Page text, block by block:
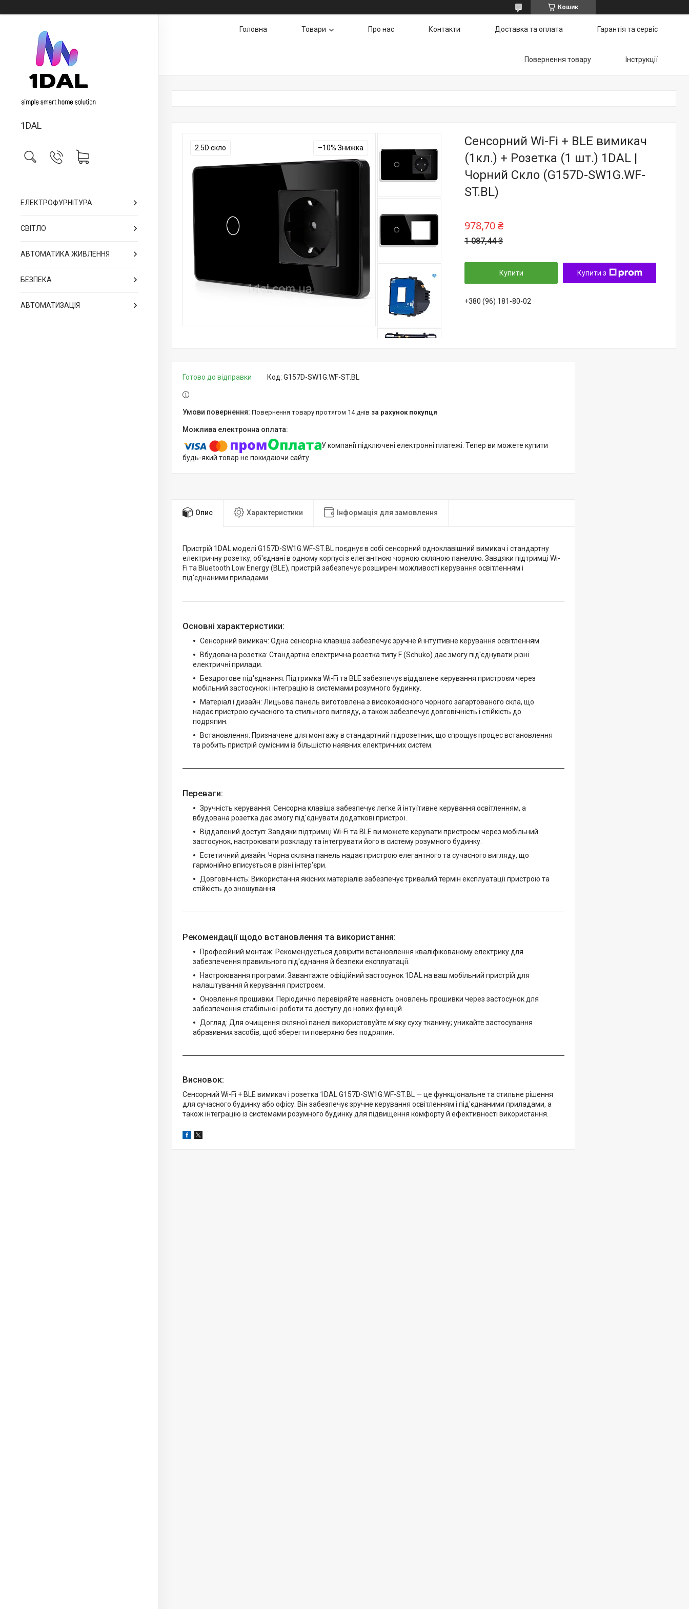
Кошик
1DAL
ЕЛЕКТРОФУРНІТУРА
СВІТЛО
АВТОМАТИКА ЖИВЛЕННЯ
БЕЗПЕКА
АВТОМАТИЗАЦІЯ
Головна Товари Про нас Контакти Доставка та оплата Гарантія та сервіс
Повернення товару Інструкції
2.5D скло –10%
Сенсорний Wi-Fi + BLE вимикач
(1кл.) + Розетка (1 шт.) 1DAL |
Чорний Скло (G157D-SW1G.WF-
ST.BL)
1 087,44 ₴
978,70 ₴
Купити Купити з
+380 (96) 181-80-02
Готово до відправки Код: G157D-SW1G.WF-ST.BL
повернення товару протягом 14 днів за рахунок покупця
У компанії підключені електронні платежі. Тепер ви можете купити
будь-який товар не покидаючи сайту.
Опис Характеристики Інформація для замовлення
Пристрій 1DAL моделі G157D-SW1G.WF-ST.BL поєднує в собі сенсорний одноклавішний вимикач і стандартну
електричну розетку, об'єднані в одному корпусі з елегантною чорною скляною панеллю. Завдяки підтримці Wi-
Fi та Bluetooth Low Energy (BLE), пристрій забезпечує розширені можливості керування освітленням і
під'єднаними приладами.
Основні характеристики:
Сенсорний вимикач: Одна сенсорна клавіша забезпечує зручне й інтуїтивне керування освітленням.
Вбудована розетка: Стандартна електрична розетка типу F (Schuko) дає змогу під'єднувати різні
електричні прилади.
Бездротове під'єднання: Підтримка Wi-Fi та BLE забезпечує віддалене керування пристроєм через
мобільний застосунок і інтеграцію із системами розумного будинку.
Матеріал і дизайн: Лицьова панель виготовлена з високоякісного чорного загартованого скла, що
надає пристрою сучасного та стильного вигляду, а також забезпечує довговічність і стійкість до
подряпин.
Встановлення: Призначене для монтажу в стандартний підрозетник, що спрощує процес встановлення
та робить пристрій сумісним із більшістю наявних електричних систем.
Переваги:
Зручність керування: Сенсорна клавіша забезпечує легке й інтуїтивне керування освітленням, а
вбудована розетка дає змогу під'єднувати додаткові пристрої.
Віддалений доступ: Завдяки підтримці Wi-Fi та BLE ви можете керувати пристроєм через мобільний
застосунок, настроювати розкладу та інтегрувати його в систему розумного будинку.
Естетичний дизайн: Чорна скляна панель надає пристрою елегантного та сучасного вигляду, що
гармонійно вписується в різні інтер'єри.
Довговічність: Використання якісних матеріалів забезпечує тривалий термін експлуатації пристрою та
стійкість до зношування.
Рекомендації щодо встановлення та використання:
Професійний монтаж: Рекомендується довірити встановлення кваліфікованому електрику для
забезпечення правильного під'єднання й безпеки експлуатації.
Настроювання програми: Завантажте офіційний застосунок 1DAL на ваш мобільний пристрій для
налаштування й керування пристроєм.
Оновлення прошивки: Періодично перевіряйте наявність оновлень прошивки через застосунок для
забезпечення стабільної роботи та доступу до нових функцій.
Догляд: Для очищення скляної панелі використовуйте м'яку суху тканину; уникайте застосування
абразивних засобів, щоб зберегти поверхню без подряпин.
Висновок:
Сенсорний Wi-Fi + BLE вимикач і розетка 1DAL G157D-SW1G.WF-ST.BL — це функціональне та стильне рішення
для сучасного будинку або офісу. Він забезпечує зручне керування освітленням і під'єднаними приладами, а
також інтеграцію із системами розумного будинку для підвищення комфорту й ефективності використання.